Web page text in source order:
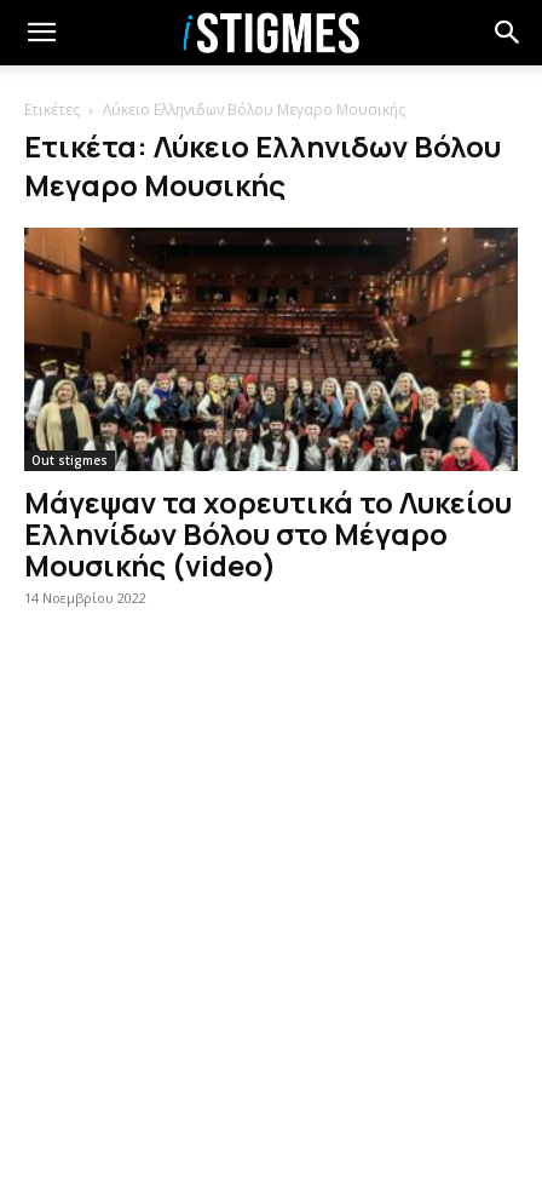
Ετικέτες Λύκειο Ελληνιδων Βόλου Μεγαρο Μουσικής
Ετικέτα: Λύκειο Ελληνιδων Βόλου
Μεγαρο Μουσικής
Out stigmes
Μάγεψαν τα χορευτικά το Λυκείου
Ελληνίδων Βόλου στο Μέγαρο
Μουσικής (video)
14 Νοεμβρίου 2022